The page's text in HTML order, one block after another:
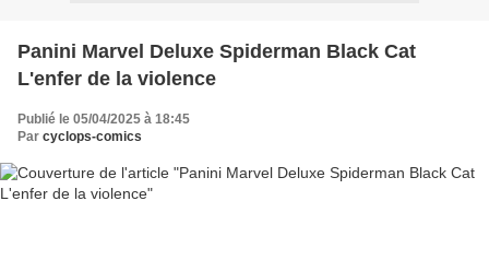
Panini Marvel Deluxe Spiderman Black Cat
L'enfer de la violence
Publié le 05/04/2025 à 18:45
Par cyclops-comics